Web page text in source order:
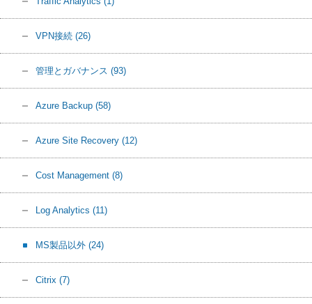
VPN接続 (26)
管理とガバナンス (93)
Azure Backup (58)
Azure Site Recovery (12)
Cost Management (8)
Log Analytics (11)
MS製品以外 (24)
Citrix (7)